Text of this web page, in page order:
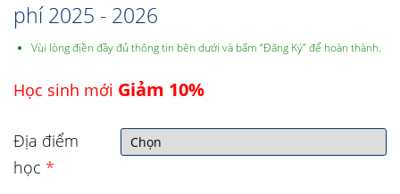
phí 2025 - 2026
Vùi lòng điền đầy đủ thông tin bên dưới và bấm “Đăng Ký” để hoàn thành.
Học sinh mới Giảm 10%
Địa điểm
học *